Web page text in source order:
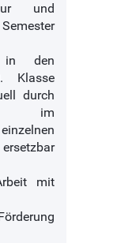
und
in den
Klasse
durch
im
mit